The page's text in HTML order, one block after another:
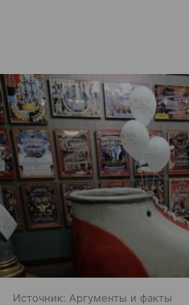
Источник: Аргументы и факты